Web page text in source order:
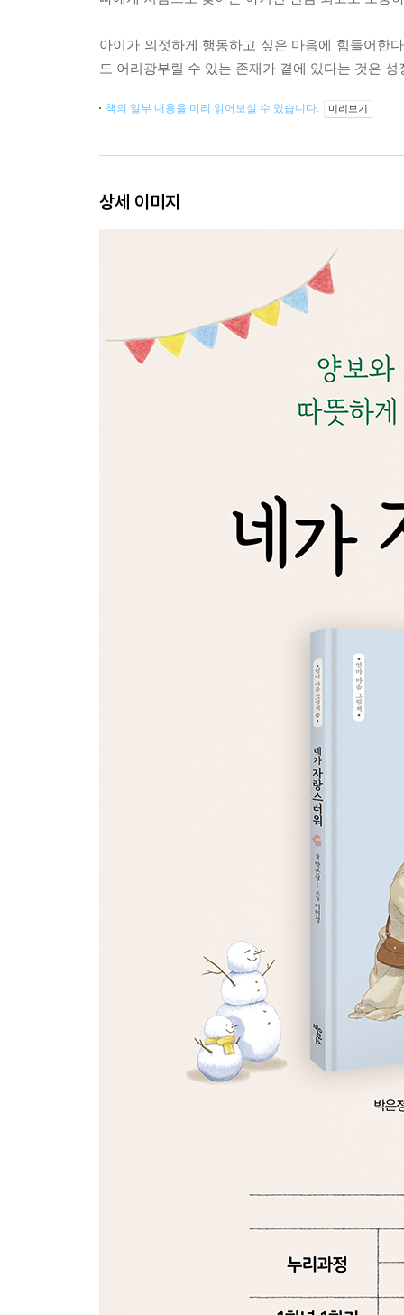
아이가 의젓하게 행동하고 싶은 마음에 힘들어한
도 어리광부릴 수 있는 존재가 곁에 있다는 것은
책의 일부 내용을 미리 읽어보실 수 있습니다. 미리보기
상세 이미지